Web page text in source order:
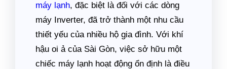
máy lạnh, đặc biệt là đối với các dòng
máy Inverter, đã trở thành một nhu cầu
thiết yếu của nhiều hộ gia đình. Với khí
hậu oi ả của Sài Gòn, việc sở hữu một
chiếc máy lạnh hoạt động ổn định là điều